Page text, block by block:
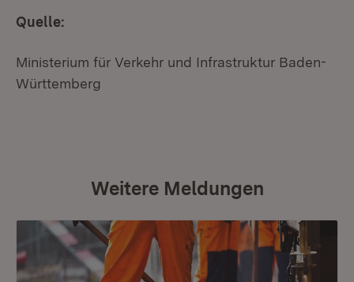
Quelle:
Ministerium für Verkehr und Infrastruktur Baden-
Württemberg
Weitere Meldungen